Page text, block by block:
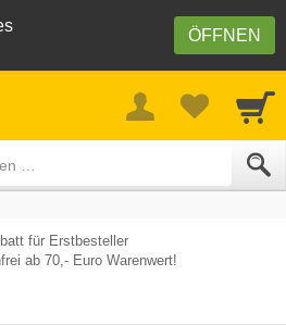
ÖFFNEN
für Erstbesteller
ab 70,- Euro Warenwert!